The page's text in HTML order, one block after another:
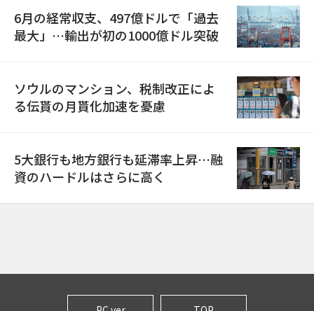
6月の経常収支、497億ドルで「過去
最大」…輸出が初の1000億ドル突破
ソウルのマンション、税制改正によ
る伝貰の月貰化加速を憂慮
5大銀行も地方銀行も延滞率上昇…融
資のハードルはさらに高く